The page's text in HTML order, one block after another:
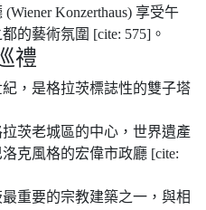
Konzerthaus) 享受午
的藝術氛圍 [cite: 575]。
禮
紀，是格拉茨標誌性的雙子塔
拉茨老城區的中心，世界遺產
克風格的宏偉市政廳 [cite:
最重要的宗教建築之一，與相